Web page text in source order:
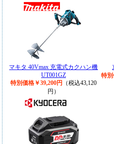
マキタ 40Vmax 充電式カクハン機
UT001GZ
特別価格￥39,200円
（税込43,120
円）
特別